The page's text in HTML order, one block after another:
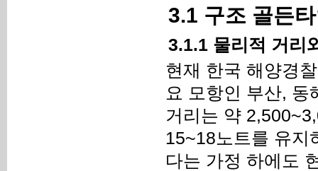
3.1 구조 골든
3.1.1 물리적 거리
현재 한국 해양경
요 모항인 부산,
거리는 약
15~18노트를 유지
다는 가정 하에도